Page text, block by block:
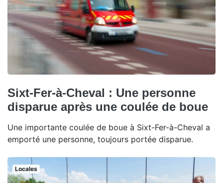
Sixt-Fer-à-Cheval : Une personne
disparue après une coulée de boue
Une importante coulée de boue à Sixt-Fer-à-Cheval a
emporté une personne, toujours portée disparue.
Locales